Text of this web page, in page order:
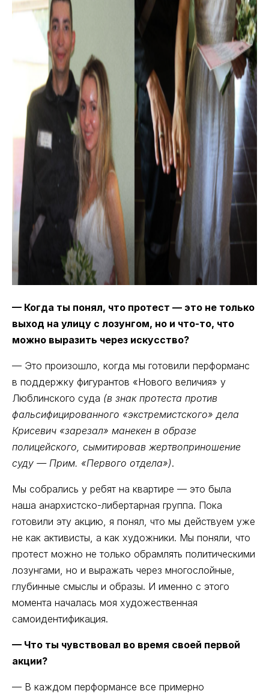
— Когда ты понял, что протест — это не только
выход на улицу с лозунгом, но и что-то, что
можно выразить через искусство?
— Это произошло, когда мы готовили перформанс
в поддержку фигурантов «Нового величия» у
Люблинского суда (в знак протеста против
фальсифицированного «экстремистского» дела
Крисевич «зарезал» манекен в образе
полицейского, сымитировав жертвоприношение
суду — Прим. «Первого отдела»).
Мы собрались у ребят на квартире — это была
наша анархистско-либертарная группа. Пока
готовили эту акцию, я понял, что мы действуем уже
не как активисты, а как художники. Мы поняли, что
протест можно не только обрамлять политическими
лозунгами, но и выражать через многослойные,
глубинные смыслы и образы. И именно с этого
момента началась моя художественная
самоидентификация.
— Что ты чувствовал во время своей первой
акции?
— В каждом перформансе все примерно